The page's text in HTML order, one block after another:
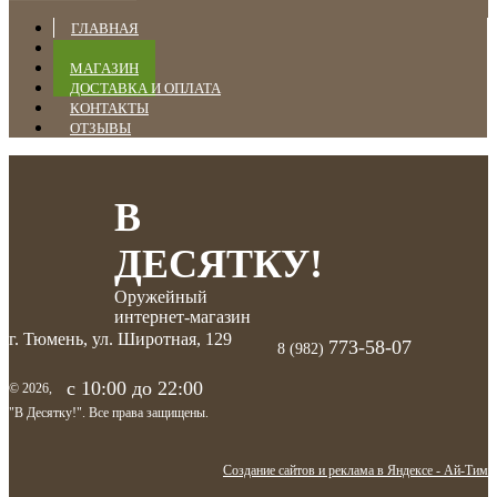
ГЛАВНАЯ
МАГАЗИН
ДОСТАВКА И ОПЛАТА
КОНТАКТЫ
ОТЗЫВЫ
В
ДЕСЯТКУ!
Оружейный
интернет-магазин
г. Тюмень, ул. Широтная, 129
8 (982) 773-58-07
с 10:00 до 22:00
© 2026,
"В Десятку!". Все права защищены.
Создание сайтов и реклама в Яндексе - Ай-Тим